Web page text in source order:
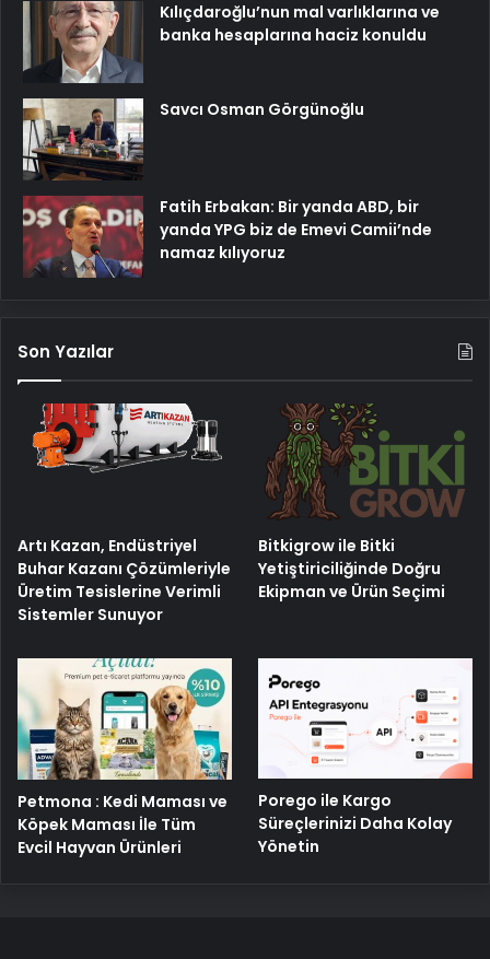
Kılıçdaroğlu’nun mal varlıklarına ve
banka hesaplarına haciz konuldu
Savcı Osman Görgünoğlu
Fatih Erbakan: Bir yanda ABD, bir
yanda YPG biz de Emevi Camii’nde
namaz kılıyoruz
Son Yazılar
Artı Kazan, Endüstriyel
Buhar Kazanı Çözümleriyle
Üretim Tesislerine Verimli
Sistemler Sunuyor
Bitkigrow ile Bitki
Yetiştiriciliğinde Doğru
Ekipman ve Ürün Seçimi
Petmona : Kedi Maması ve
Köpek Maması İle Tüm
Evcil Hayvan Ürünleri
Porego ile Kargo
Süreçlerinizi Daha Kolay
Yönetin